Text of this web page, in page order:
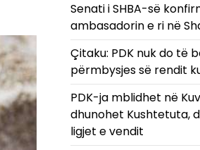
Senati i SHBA-së
ambasadorin e ri në
​Çitaku: PDK nuk do të
përmbysjes së rendit
PDK-ja mblidhet në
dhunohet Kushtetuta,
ligjet e vendit